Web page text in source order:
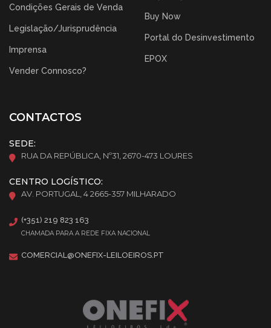
Condições Gerais de Venda
Legislação/Jurisprudência
Imprensa
Vender Connosco?
Buy Now
Portal do Desinvestimento
EPOX
CONTACTOS
SEDE:
RUA DA REPÚBLICA, Nº31, 2670-473 LOURES
CENTRO LOGÍSTICO:
AV. PORTUGAL, 4 2665-357 MILHARADO
(+351) 219 823 163
CHAMADA PARA A REDE FIXA NACIONAL
COMERCIAL@ONEFIX-LEILOEIROS.PT